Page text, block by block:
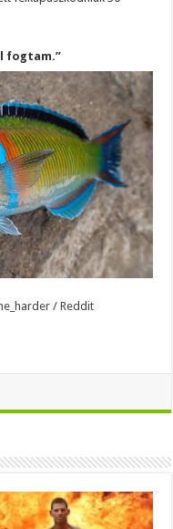
fogtam.”
/ Reddit